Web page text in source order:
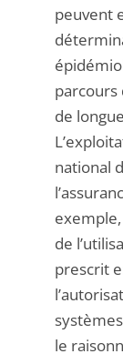
peuvent
parcours
de
national
de
prescrit
le